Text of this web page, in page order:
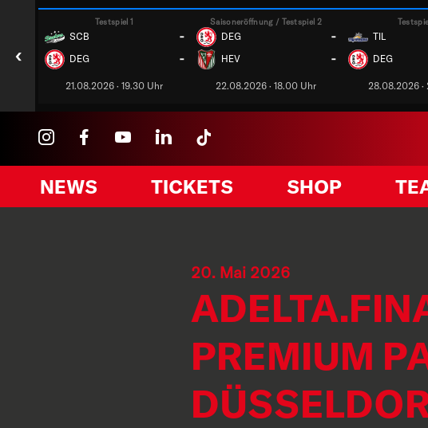
‹
Testspiel 1
SCB -
DEG -
21.08.2026 · 19.30 Uhr
Saisoneröffnung / Testspiel 2
DEG -
HEV -
22.08.2026 · 18.00 Uhr
TIL
DEG
28.08.2026 ·
NEWS TICKETS SHOP
20. Mai 2026
PREMIUM